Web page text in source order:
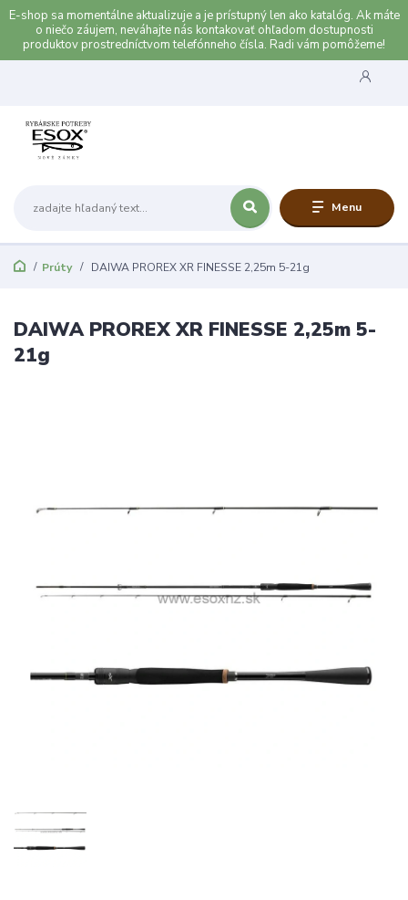
E-shop sa momentálne aktualizuje a je prístupný len ako katalóg. Ak máte
o niečo záujem, neváhajte nás kontakovať ohľadom dostupnosti
produktov prostredníctvom telefónneho čísla. Radi vám pomôžeme!
Menu
Prúty DAIWA PROREX XR FINESSE 2,25m 5-21g
DAIWA PROREX XR FINESSE 2,25m 5-
21g